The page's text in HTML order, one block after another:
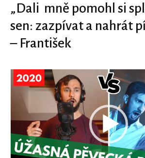
„Dali mně pomohl si
sen: zazpívat a nahrát
– František
Video
přehrávač